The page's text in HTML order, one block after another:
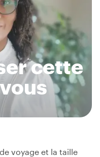
cette
voyage et la taille